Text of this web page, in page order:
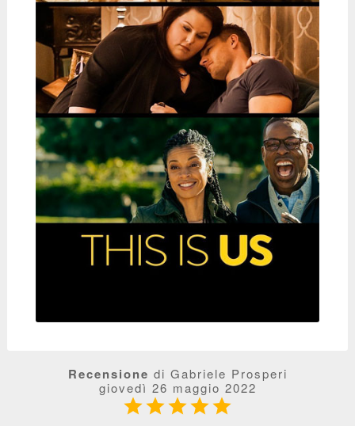
Recensione di Gabriele Prosperi
giovedì 26 maggio 2022
